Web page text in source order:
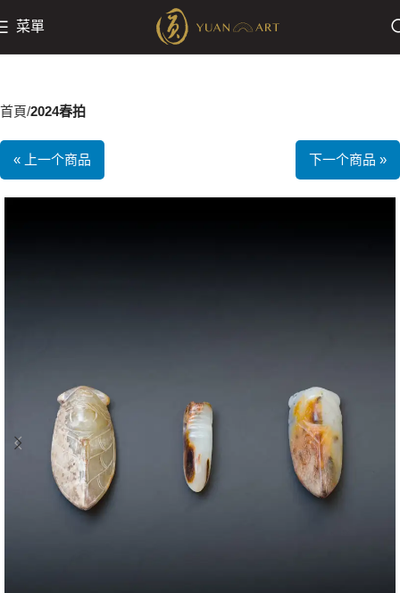
菜單
首頁 2024春拍
« 上一个商品 下一个商品 »